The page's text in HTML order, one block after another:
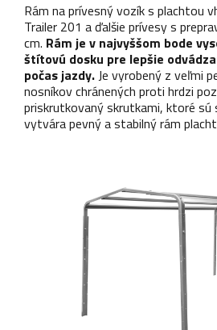
Rám na prívesný vozík s plachtou
Trailer 201 a ďalšie prívesy s
cm. Rám je v najvyššom bode
štítovú dosku pre lepšie
počas jazdy.Je vyrobený z veľmi
nosníkov chránených proti hrdzi
priskrutkovaný skrutkami, ktoré sú
vytvára pevný a stabilný rám